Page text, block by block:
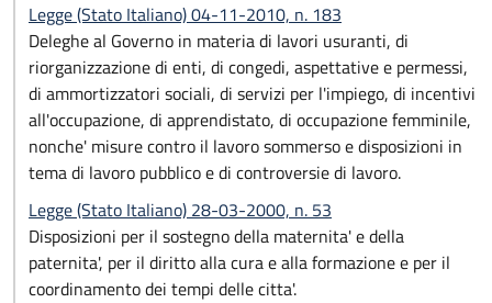
Legge (Stato Italiano) 04-11-2010, n. 183
Deleghe al Governo in materia di lavori usuranti, di
riorganizzazione di enti, di congedi, aspettative e permessi,
di ammortizzatori sociali, di servizi per l'impiego, di incentivi
all'occupazione, di apprendistato, di occupazione femminile,
nonche' misure contro il lavoro sommerso e disposizioni in
tema di lavoro pubblico e di controversie di lavoro.
Legge (Stato Italiano) 28-03-2000, n. 53
Disposizioni per il sostegno della maternita' e della
paternita', per il diritto alla cura e alla formazione e per il
coordinamento dei tempi delle citta'.